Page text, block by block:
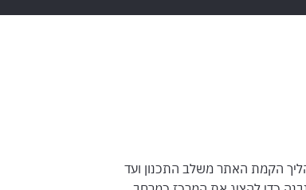
הקמת האתר משלב התכנון ועד